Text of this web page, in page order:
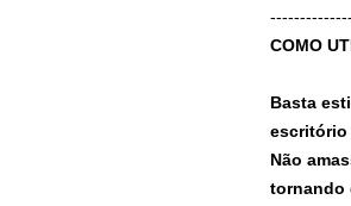
COMO
Basta
escritório
Não
tornando